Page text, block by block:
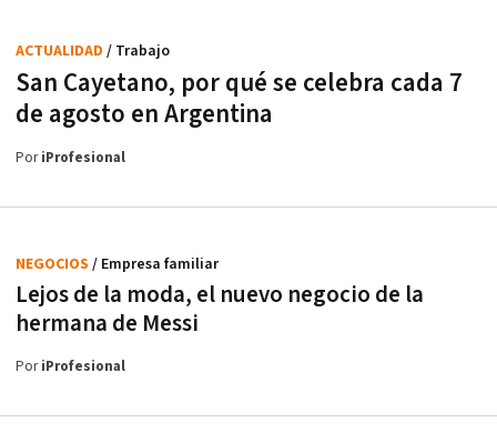
San Cayetano, por qué se celebra cada 7
de agosto en Argentina
ACTUALIDAD / Trabajo
PoriProfesional
Lejos de la moda, el nuevo negocio de la
hermana de Messi
NEGOCIOS / Empresa familiar
PoriProfesional